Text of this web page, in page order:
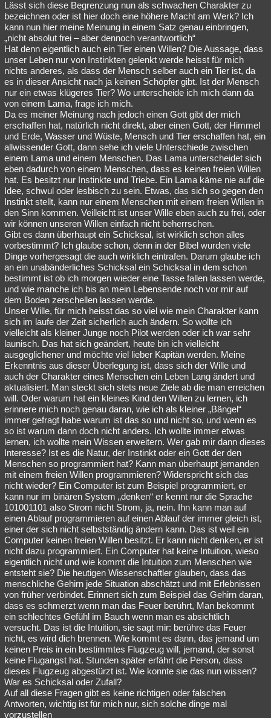
Lässt sich diese Begrenzung nun als schwachen Charakter zu
bezeichnen oder ist hier doch eine höhere Macht am Werk? Ich
kann nun hier meine Meinung in einem Satz genau einbringen,
„nicht absolut frei – aber dennoch verantwortlich“
Hat denn eigentlich auch ein Tier einen Willen? Die Aussage, dass
unser Leben nur von Instinkten gelenkt werde heisst für mich
nichts anderes, als dass der Mensch selber auch ein Tier ist, da
es in dieser Ansicht nach ja keinen Schöpfer gibt. Ist der Mensch
nur ein etwas klügeres Tier? Wo unterscheide ich mich dann da
von einem Lama, frage ich mich.
Da es meiner Meinung nach jedoch einen Gott gibt der mich
erschaffen hat, natürlich nicht direkt, aber einen Gott, der Himmel
und Erde, Wasser und Wüste, Mensch und Tier erschaffen hat, ein
allwissender Gott, dann sehe ich viele Unterschiede zwischen
einem Lama und einem Menschen. Das Lama unterscheidet sich
eben dadurch von einem Menschen, dass es keinen freien Willen
hat. Es besitzt nur Instinkte und Triebe. Ein Lama käme nie auf die
Idee, schwul oder lesbisch zu sein. Etwas, das sich so gegen den
Instinkt stellt, kann nur einem Menschen mit einem freien Willen in
den Sinn kommen. Veilleicht ist unser Wille eben auch zu frei, oder
wir können unseren Willen einfach nicht beherrschen.
Gibt es dann überhaupt ein Schicksal, ist wirklich schon alles
vorbestimmt? Ich glaube schon, denn in der Bibel wurden viele
Dinge vorhergesagt die auch wirklich eintrafen. Darum glaube ich
an ein unabänderliches Schicksal ein Schicksal in dem schon
bestimmt ist ob ich morgen wieder eine Tasse fallen lassen werde,
und wie manche ich bis an mein Lebensende noch vor mir auf
dem Boden zerschellen lassen werde.
Unser Wille, für mich heisst das so viel wie mein Charakter kann
sich im laufe der Zeit sicherlich auch ändern. So wollte ich
vielleicht als kleiner Junge noch Pilot werden oder ich war sehr
launisch. Das hat sich geändert, heute bin ich vielleicht
ausgeglichener und möchte viel lieber Kapitän werden. Meine
Erkenntnis aus dieser Überlegung ist, dass sich der Wille und
auch der Charakter eines Menschen ein Leben Lang ändert und
aktualisiert. Man steckt sich stets neue Ziele ab die man erreichen
will. Oder warum hat ein kleines Kind den Willen zu lernen, ich
erinnere mich noch genau daran, wie ich als kleiner „Bängel“
immer gefragt habe warum ist das so und nicht so, und wenn es
so ist warum dann doch nicht anders. Ich wollte immer etwas
lernen, ich wollte mein Wissen erweitern. Wer gab mir dann dieses
Interesse? Ist es die Natur, der Instinkt oder ein Gott der den
Menschen so programmiert hat? Kann man überhaupt jemanden
mit einem freien Willen programmieren? Widerspricht sich das
nicht wieder? Ein Computer ist zum Beispiel programmiert, er
kann nur im binären System „denken“ er kennt nur die Sprache
101001101 also Strom nicht Strom, ja, nein. Ihn kann man auf
einen Ablauf programmieren auf einen Ablauf der immer gleich ist,
einer der sich nicht selbstständig ändern kann. Das ist weil ein
Computer keinen freien Willen besitzt. Er kann nicht denken, er ist
nicht dazu programmiert. Ein Computer hat keine Intuition, wieso
eigentlich nicht und wie kommt die Intuition zum Menschen wie
entsteht sie? Die heutigen Wissenschaftler glauben, dass das
menschliche Gehirn jede Situation abschätzt und mit Erlebnissen
von früher verbindet. Erinnert sich zum Beispiel das Gehirn daran,
dass es schmerzt wenn man das Feuer berührt, Man bekommt
ein schlechtes Gefühl im Bauch wenn man es absichtlich
versucht. Das ist die Intuition, sie sagt mir: berühre das Feuer
nicht, es wird dich brennen. Wie kommt es dann, das jemand um
keinen Preis in ein bestimmtes Flugzeug will, jemand, der sonst
keine Flugangst hat. Stunden später erfährt die Person, dass
dieses Flugzeug abgestürzt ist. Wie konnte sie das nun wissen?
War es Schicksal oder Zufall?
Auf all diese Fragen gibt es keine richtigen oder falschen
Antworten, wichtig ist für mich nur, sich solche dinge mal
vorzustellen